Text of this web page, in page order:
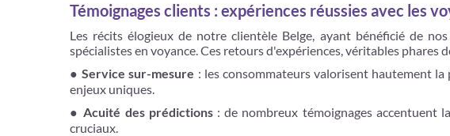
Témoignages clients : expériences réussies avec les
Les récits élogieux de notre clientèle Belge, ayant bénéficié de
spécialistes en voyance. Ces retours d'expériences, véritables
● Service sur-mesure : les consommateurs valorisent hautement
enjeux uniques.
● Acuité des prédictions: de nombreux témoignages accentuent
cruciaux.